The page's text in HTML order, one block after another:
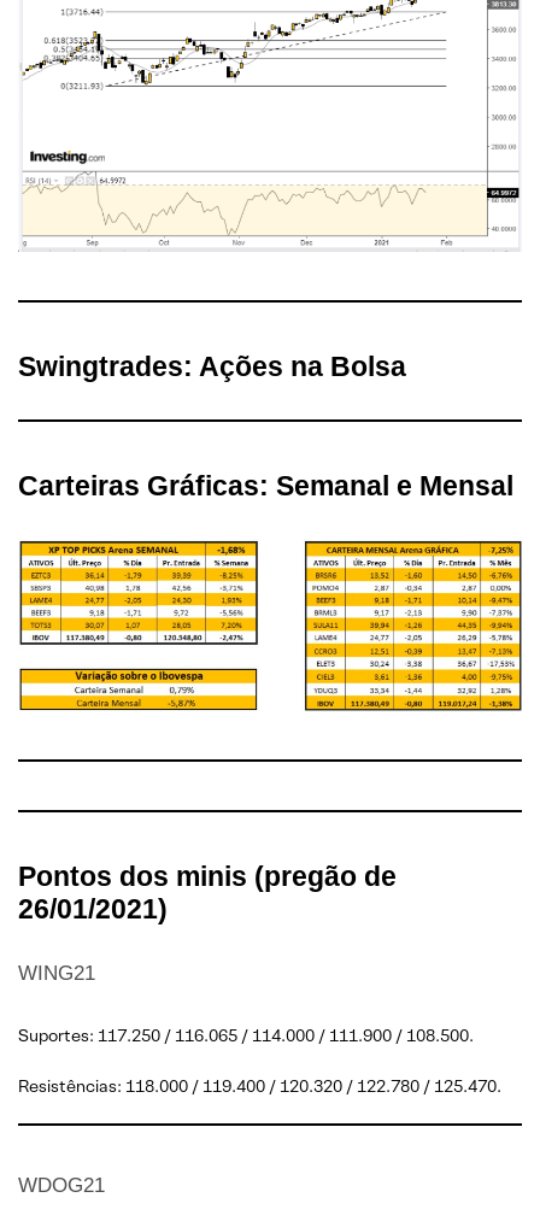
Swingtrades: Ações na Bolsa
Carteiras Gráficas: Semanal e Mensal
Pontos dos minis (pregão de
26/01/2021)
WING21
Suportes: 117.250 / 116.065 / 114.000 / 111.900 / 108.500.
Resistências: 118.000 / 119.400 / 120.320 / 122.780 / 125.470.
WDOG21